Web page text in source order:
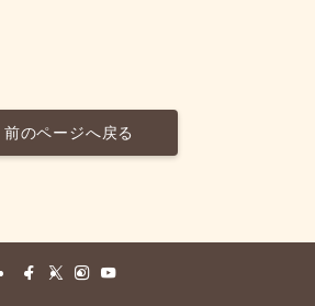
前のページへ戻る